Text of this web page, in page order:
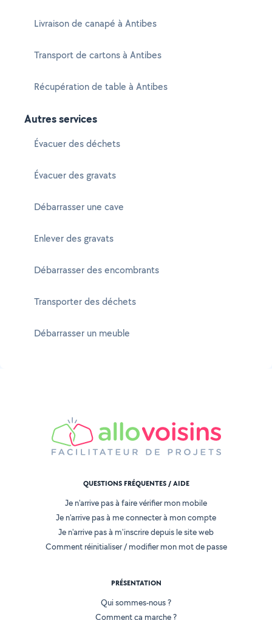
Livraison de canapé à Antibes
Transport de cartons à Antibes
Récupération de table à Antibes
Autres services
Évacuer des déchets
Évacuer des gravats
Débarrasser une cave
Enlever des gravats
Débarrasser des encombrants
Transporter des déchets
Débarrasser un meuble
QUESTIONS FRÉQUENTES / AIDE
Je n'arrive pas à faire vérifier mon mobile
Je n'arrive pas à me connecter à mon compte
Je n'arrive pas à m'inscrire depuis le site web
Comment réinitialiser / modifier mon mot de passe
PRÉSENTATION
Qui sommes-nous ?
Comment ça marche ?